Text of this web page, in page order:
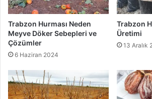
Trabzon Hurması Neden
Meyve Döker Sebepleri ve
Çözümler
6 Haziran 2024
Trabzon
Üretimi
13 Aralık